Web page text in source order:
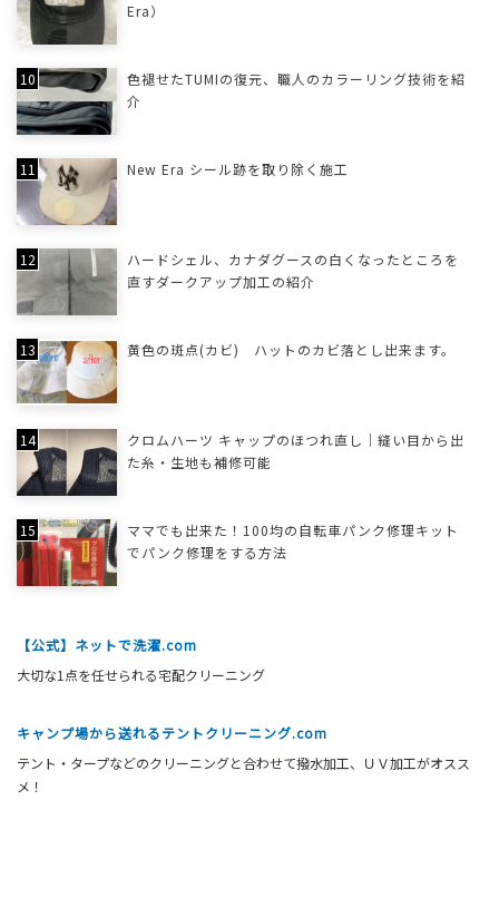
Era）
色褪せたTUMIの復元、職人のカラーリング技術を紹
介
New Era シール跡を取り除く施工
ハードシェル、カナダグースの白くなったところを
直すダークアップ加工の紹介
黄色の斑点(カビ) ハットのカビ落とし出来ます。
クロムハーツ キャップのほつれ直し｜縫い目から出
た糸・生地も補修可能
ママでも出来た！100均の自転車パンク修理キット
でパンク修理をする方法
【公式】ネットで洗濯.com
大切な1点を任せられる宅配クリーニング
キャンプ場から送れるテントクリーニング.com
テント・タープなどのクリーニングと合わせて撥水加工、ＵＶ加工がオスス
メ！